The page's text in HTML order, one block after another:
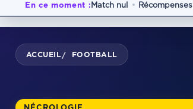
En ce moment :Match nul Récompenses
ACCUEIL/ FOOTBALL
NÉCROLOGIE